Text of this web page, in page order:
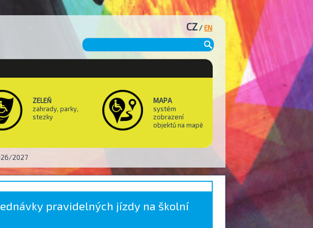
ZELEŇ
zahrady, parky,
stezky
MAPA
systém
zobrazení
objektů na mapě
CZ /EN
2027
pravidelných jízdy na školní